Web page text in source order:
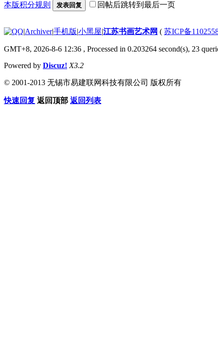
本版积分规则 发表回复 回帖后跳转到最后一页
|Archiver|手机版|小黑屋|江苏书画艺术网 ( 苏ICP备
GMT+8, 2026-8-6 12:36 , Processed in 0.203264 second(s), 23
Powered by Discuz! X3.2
© 2001-2013 无锡市易建联网科技有限公司 版权所有
快速回复 返回顶部 返回列表